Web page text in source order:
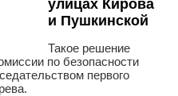
улицах Кирова
и Пушкинской
Такое решение
по безопасности
первого